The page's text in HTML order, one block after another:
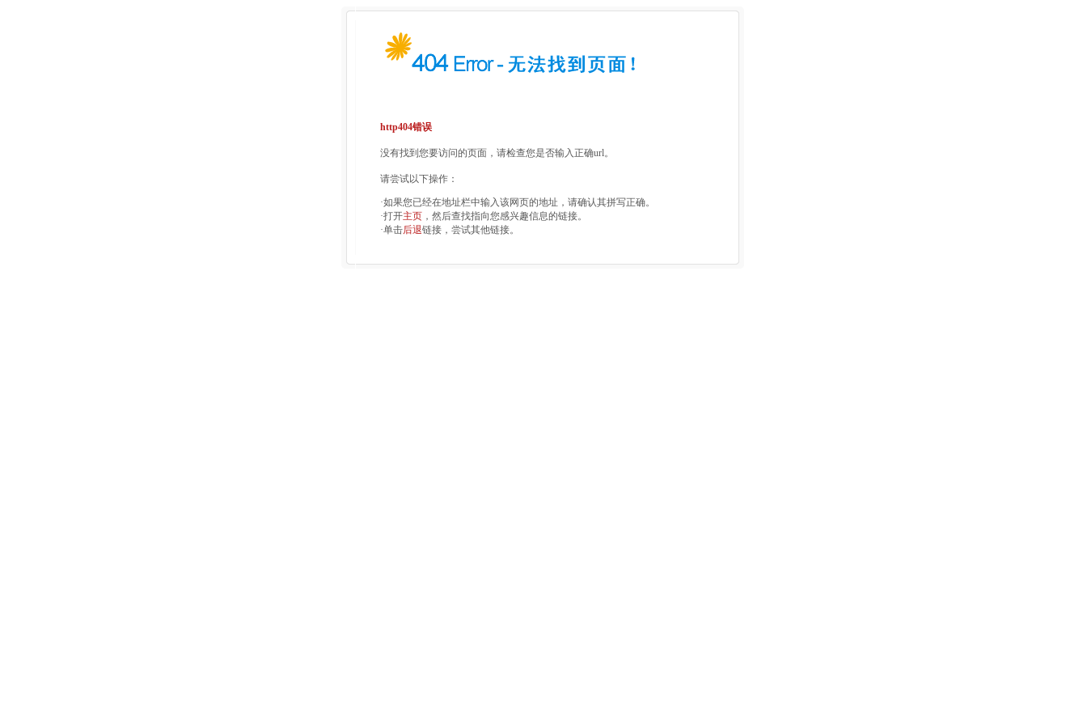
http404错误
没有找到您要访问的页面，请检查您是否输入正确url。
请尝试以下操作：
·如果您已经在地址栏中输入该网页的地址，请确认其拼写正确。
·打开主页 ，然后查找指向您感兴趣信息的链接。
·单击后退链接，尝试其他链接。